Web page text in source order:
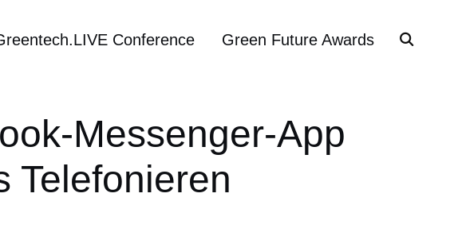
Conference Green Future Awards
Messenger-App
Telefonieren